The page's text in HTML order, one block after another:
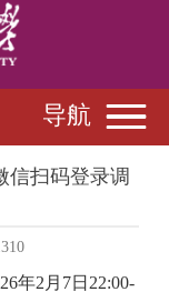
导航
信扫码登录调
年2月7日22:00-